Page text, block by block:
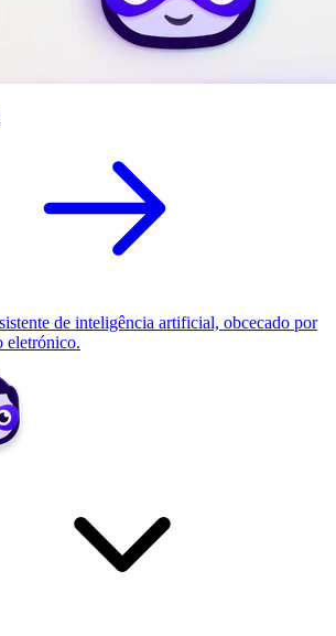
de inteligência artificial, obcecado por
eletrónico.